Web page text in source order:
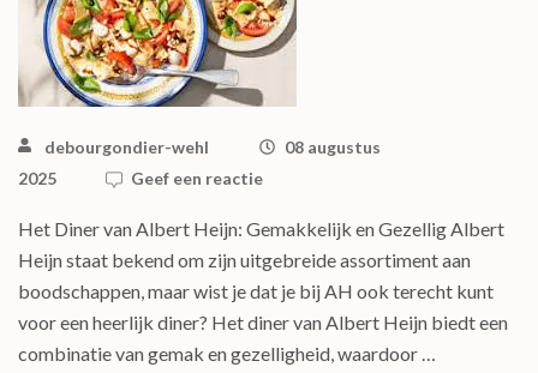
debourgondier-wehl
08 augustus
2025
Geef een reactie
Het Diner van Albert Heijn: Gemakkelijk en Gezellig Albert
Heijn staat bekend om zijn uitgebreide assortiment aan
boodschappen, maar wist je dat je bij AH ook terecht kunt
voor een heerlijk diner? Het diner van Albert Heijn biedt een
combinatie van gemak en gezelligheid, waardoor …